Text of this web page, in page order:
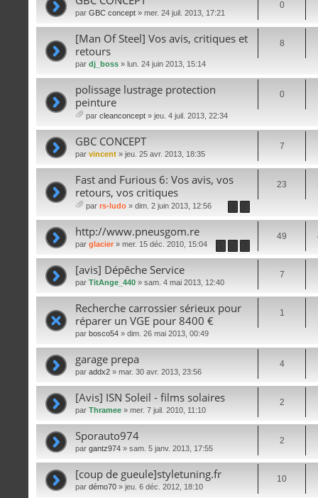
par GBC concept » mer. 24 juil. 2013, 17:21
0
[Man Of Steel] Vos avis, critiques et
retours
par dj_boss » lun. 24 juin 2013, 15:14
8
polissage lustrage protection
peinture
ce
s
joi
nt
es
par cleanconcept » jeu. 4 juil. 2013, 22:34
0
GBC CONCEPT
par vincent » jeu. 25 avr. 2013, 18:35
7
Fast and Furious 6: Vos avis, vos
retours, vos critiques
ce
s
joi
nt
es
par rs-ludo » dim. 2 juin 2013, 12:56
23
http://www.pneusgom.re
par glacier » mer. 15 déc. 2010, 15:04
49
[avis] Dépêche Service
par TitAnge_440 » sam. 4 mai 2013, 12:40
7
Recherche carrossier sérieux pour
réparer un VGE pour 8400 €
par bosco54 » dim. 26 mai 2013, 00:49
1
garage prepa
par addx2 » mar. 30 avr. 2013, 23:56
4
[Avis] ISN Soleil - films solaires
par Thramee » mer. 7 juil. 2010, 11:10
2
Sporauto974
par gantz974 » sam. 5 janv. 2013, 17:55
2
[coup de gueule]styletuning.fr
par démo70 » jeu. 6 déc. 2012, 18:10
10